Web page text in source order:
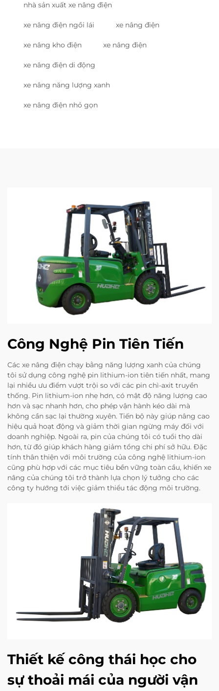
nhà sản xuất xe nâng điện
xe nâng điện ngồi lái xe nâng điện
xe nâng kho điện xe nâng điện
xe nâng điện di động
xe nâng năng lượng xanh
xe nâng điện nhỏ gọn
Công Nghệ Pin Tiên Tiến
Các xe nâng điện chạy bằng năng lượng xanh của chúng
tôi sử dụng công nghệ pin lithium-ion tiên tiến nhất, mang
lại nhiều ưu điểm vượt trội so với các pin chì-axit truyền
thống. Pin lithium-ion nhẹ hơn, có mật độ năng lượng cao
hơn và sạc nhanh hơn, cho phép vận hành kéo dài mà
không cần sạc lại thường xuyên. Tiến bộ này giúp nâng cao
hiệu quả hoạt động và giảm thời gian ngừng máy đối với
doanh nghiệp. Ngoài ra, pin của chúng tôi có tuổi thọ dài
hơn, từ đó giúp khách hàng giảm tổng chi phí sở hữu. Đặc
tính thân thiện với môi trường của công nghệ lithium-ion
cũng phù hợp với các mục tiêu bền vững toàn cầu, khiến xe
nâng của chúng tôi trở thành lựa chọn lý tưởng cho các
công ty hướng tới việc giảm thiểu tác động môi trường.
Thiết kế công thái học cho
sự thoải mái của người vận